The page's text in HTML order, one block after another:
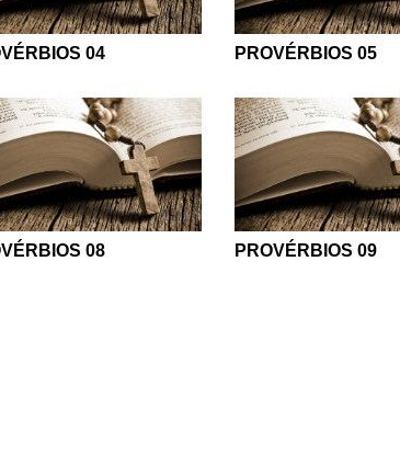
04 PROVÉRBIOS 05
08 PROVÉRBIOS 09